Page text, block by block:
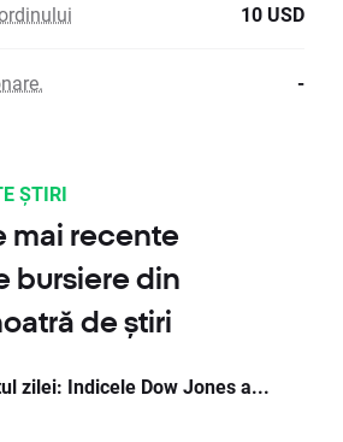
10 USD
-
ȘTIRI
mai recente
bursiere din
de știri
zilei: Indicele Dow Jones a...